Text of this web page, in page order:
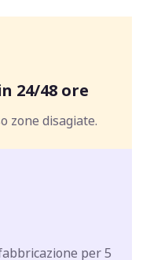
24/48 ore
zone disagiate.
per 5